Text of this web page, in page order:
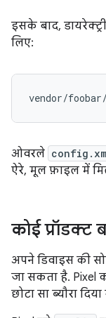
इसके बाद,
लिए:
ओवरले
ऐरे, मूल फ़ाइल में
कोई प्रॉडक्ट
अपने डिवाइस की
जा सकता है. Pixel
छोटा सा ब्यौरा